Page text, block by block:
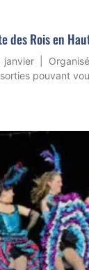
des Rois en
janvier |
pouvant